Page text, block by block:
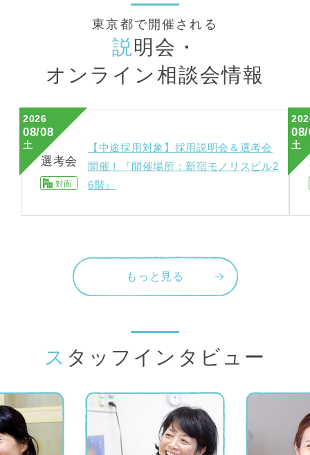
東京都で開催される
説明会・
オンライン相談会情報
2026
08/08
土
選考会
対面
【中途採用対象】採用説明会＆選考会
開催！『開催場所：新宿モノリスビル2
6階』
土
もっと見る
スタッフインタビュー